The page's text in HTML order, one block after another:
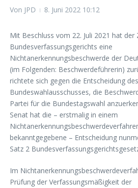
Von JPD 8. Juni 2022 10:12
Mit Beschluss vom 22. Juli 2021 hat der
Bundesverfassungsgerichts eine
Nichtanerkennungsbeschwerde der
(im Folgenden: Beschwerdeführerin)
richtete sich gegen die Entscheidung des
Bundeswahlausschusses, die
Partei für die Bundestagswahl
Senat hat die – erstmalig in einem
bekanntgegebene – Entscheidung
Satz 2
Im
Prüfung der Verfassungsmäßigkeit der